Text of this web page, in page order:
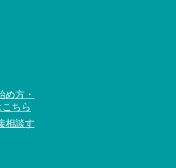
め方・
ちら
相談す